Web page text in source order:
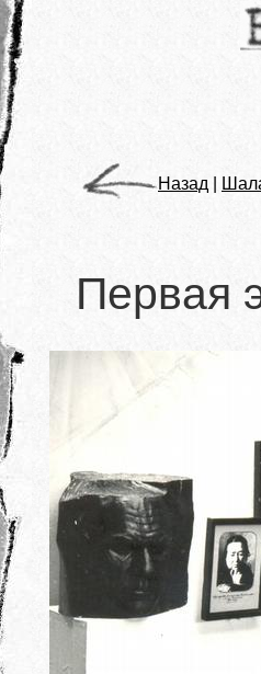
Назад
Первая